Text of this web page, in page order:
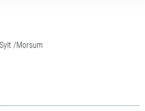
Sylt /Morsum